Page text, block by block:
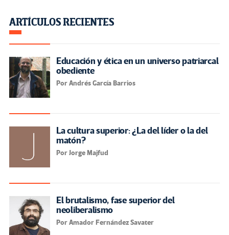
ARTÍCULOS RECIENTES
Educación y ética en un universo patriarcal
obediente
Por Andrés García Barrios
La cultura superior: ¿La del líder o la del
matón?
Por Jorge Majfud
El brutalismo, fase superior del
neoliberalismo
Por Amador Fernández Savater